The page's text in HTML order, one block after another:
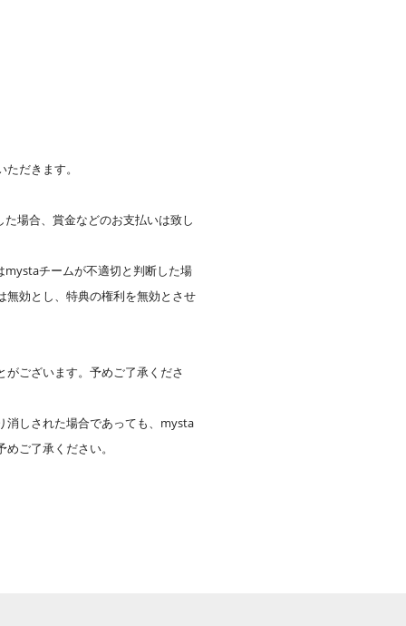
だきます。
場合、賞金などのお支払いは致し
チームが不適切と判断した場
無効とし、特典の権利を無効とさせ
ございます。予めご了承くださ
消しされた場合であっても、mysta
ご了承ください。